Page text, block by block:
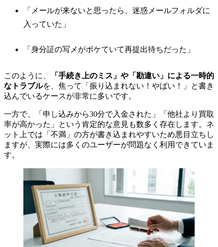
「メールが来ないと思ったら、迷惑メールフォルダに
入っていた」
「身分証の写メがボケていて再提出待ちだった」
このように、
「手続き上のミス」や「勘違い」による一時的
なトラブルを、焦って「振り込まれない！やばい！」と書き
込んでいるケースが非常に多いです。
一方で、「申し込みから30分で入金された」「他社より買取
率が高かった」という肯定的な意見も数多く存在します。ネ
ット上では「不満」の方が書き込まれやすいため悪目立ちし
ますが、実際には多くのユーザーが問題なく利用できていま
す。